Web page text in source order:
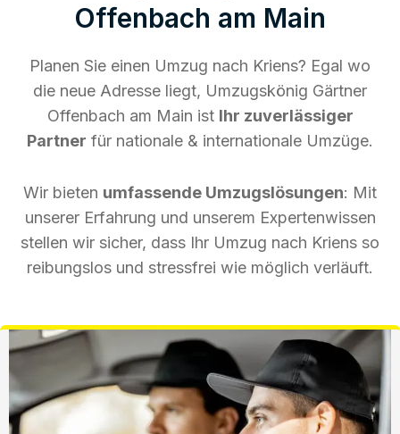
Offenbach am Main
Planen Sie einen Umzug nach Kriens? Egal wo
die neue Adresse liegt, Umzugskönig Gärtner
Offenbach am Main ist Ihr zuverlässiger
Partner für nationale & internationale Umzüge.
Wir bieten umfassende Umzugslösungen: Mit
unserer Erfahrung und unserem Expertenwissen
stellen wir sicher, dass Ihr Umzug nach Kriens so
reibungslos und stressfrei wie möglich verläuft.